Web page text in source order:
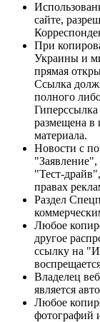
сайте,
При
Украины и
прямая
Ссылка
полного
размещена в
материала.
Новости с
"Тест-
правах
Раздел
Любое
другое
ссылку на
Владелец
является
Любое
фотографий